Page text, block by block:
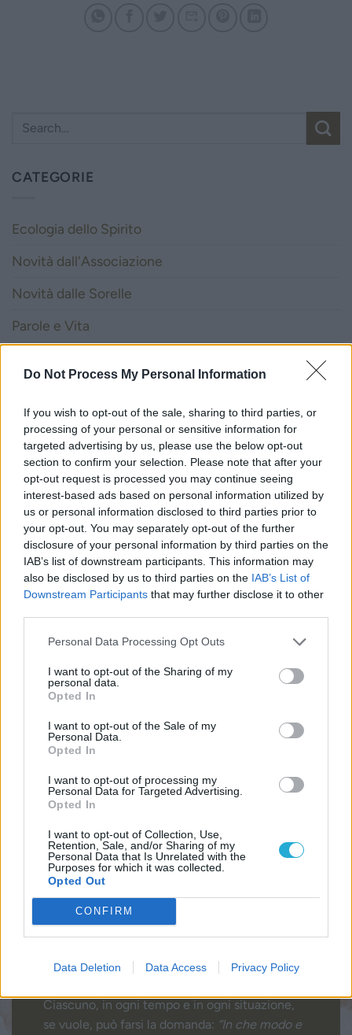
Do Not Process My Personal Information
If you wish to opt-out of the sale, sharing to third parties, or
processing of your personal or sensitive information for
targeted advertising by us, please use the below opt-out
section to confirm your selection. Please note that after your
opt-out request is processed you may continue seeing
interest-based ads based on personal information utilized by
us or personal information disclosed to third parties prior to
your opt-out. You may separately opt-out of the further
disclosure of your personal information by third parties on the
IAB’s list of downstream participants. This information may
also be disclosed by us to third parties on the IAB’s List of
Downstream Participants that may further disclose it to other
Personal Data Processing Opt Outs
I want to opt-out of the Sharing of my
personal data.
Opted In
I want to opt-out of the Sale of my
Personal Data.
Opted In
I want to opt-out of processing my
Personal Data for Targeted Advertising.
Opted In
I want to opt-out of Collection, Use,
Retention, Sale, and/or Sharing of my
Personal Data that Is Unrelated with the
Purposes for which it was collected.
Opted Out
CONFIRM
Data Deletion Data Access Privacy Policy
CATEGORIE
Ecologia dello Spirito
Novità dall'Associazione
Novità dalle Sorelle
Parole e Vita
LITURGIA DELLA PAROLA
ISCRIVITI ALLA NEWSLETTER
Nome
Email
Progetti
Istituto
Procedendo accetti la privacy policy
Sentire la Voce, vivere la Parola
Ciascuno, in ogni tempo e in ogni situazione,
se vuole, può farsi la domanda: “In che modo e